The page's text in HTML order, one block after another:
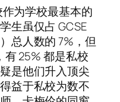
作为学校最基本的
生虽仅占 GCSE
总人数的 7%，但
25% 都是私校
是他们升入顶尖
益于私校为数不